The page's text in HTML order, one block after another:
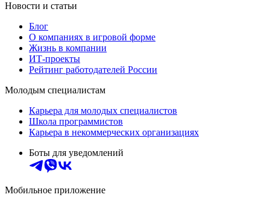
Новости и статьи
Блог
О компаниях в игровой форме
Жизнь в компании
ИТ-проекты
Рейтинг работодателей России
Молодым специалистам
Карьера для молодых специалистов
Школа программистов
Карьера в некоммерческих организациях
Боты для уведомлений
Мобильное приложение